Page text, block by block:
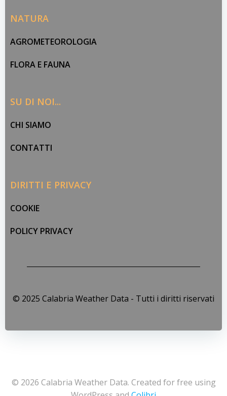
NATURA
AGROMETEOROLOGIA
FLORA E FAUNA
SU DI NOI...
CHI SIAMO
CONTATTI
DIRITTI E PRIVACY
COOKIE
POLICY PRIVACY
© 2025 Calabria Weather Data - Tutti i diritti riservati
© 2026 Calabria Weather Data. Created for free using